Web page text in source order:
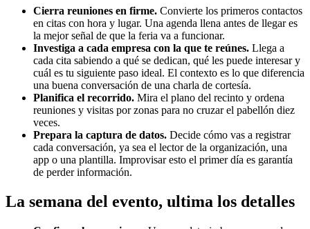
Cierra reuniones en firme. Convierte los primeros contactos
en citas con hora y lugar. Una agenda llena antes de llegar es
la mejor señal de que la feria va a funcionar.
Investiga a cada empresa con la que te reúnes. Llega a
cada cita sabiendo a qué se dedican, qué les puede interesar y
cuál es tu siguiente paso ideal. El contexto es lo que diferencia
una buena conversación de una charla de cortesía.
Planifica el recorrido. Mira el plano del recinto y ordena
reuniones y visitas por zonas para no cruzar el pabellón diez
veces.
Prepara la captura de datos. Decide cómo vas a registrar
cada conversación, ya sea el lector de la organización, una
app o una plantilla. Improvisar esto el primer día es garantía
de perder información.
La semana del evento, ultima los detalles